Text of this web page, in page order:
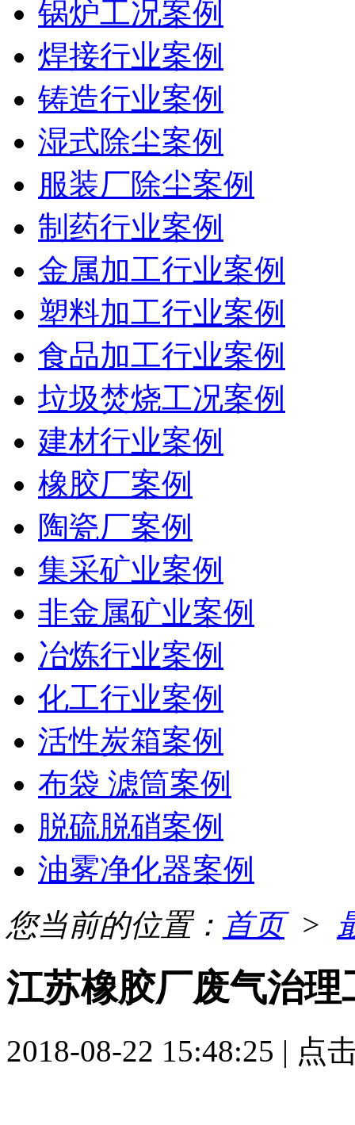
锅炉工况案例
焊接行业案例
铸造行业案例
湿式除尘案例
服装厂除尘案例
制药行业案例
金属加工行业案例
塑料加工行业案例
食品加工行业案例
垃圾焚烧工况案例
建材行业案例
橡胶厂案例
陶瓷厂案例
集采矿业案例
非金属矿业案例
冶炼行业案例
化工行业案例
活性炭箱案例
布袋 滤筒案例
脱硫脱硝案例
油雾净化器案例
您当前的位置： 首页>
江苏橡胶厂废气治理
2018-08-22 15:48:25 | 点